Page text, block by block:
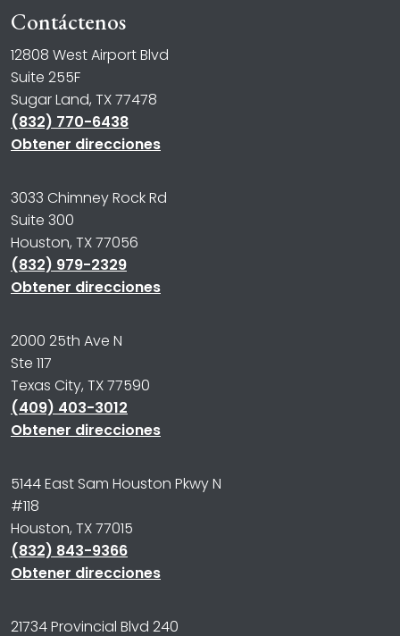
Contáctenos
12808 West Airport Blvd
Suite 255F
Sugar Land, TX 77478
(832) 770-6438
Obtener direcciones
3033 Chimney Rock Rd
Suite 300
Houston, TX 77056
(832) 979-2329
Obtener direcciones
2000 25th Ave N
Ste 117
Texas City, TX 77590
(409) 403-3012
Obtener direcciones
5144 East Sam Houston Pkwy N
#118
Houston, TX 77015
(832) 843-9366
Obtener direcciones
21734 Provincial Blvd 240